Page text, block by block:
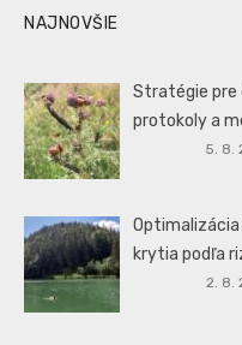
NAJNOVŠIE
Stratégie pre
protokoly a
5. 8.
krytia podľa
2. 8.